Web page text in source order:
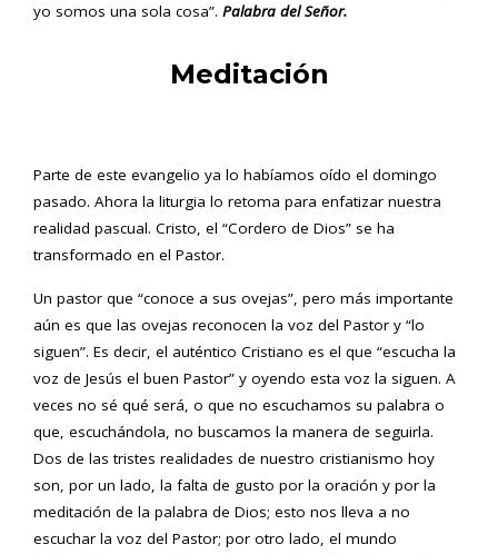
yo somos una sola cosa”. Palabra del Señor.
Meditación
Parte de este evangelio ya lo habíamos oído el domingo
pasado. Ahora la liturgia lo retoma para enfatizar nuestra
realidad pascual. Cristo, el “Cordero de Dios” se ha
transformado en el Pastor.
Un pastor que “conoce a sus ovejas”, pero más importante
aún es que las ovejas reconocen la voz del Pastor y “lo
siguen”. Es decir, el auténtico Cristiano es el que “escucha la
voz de Jesús el buen Pastor” y oyendo esta voz la siguen. A
veces no sé qué será, o que no escuchamos su palabra o
que, escuchándola, no buscamos la manera de seguirla.
Dos de las tristes realidades de nuestro cristianismo hoy
son, por un lado, la falta de gusto por la oración y por la
meditación de la palabra de Dios; esto nos lleva a no
escuchar la voz del Pastor; por otro lado, el mundo